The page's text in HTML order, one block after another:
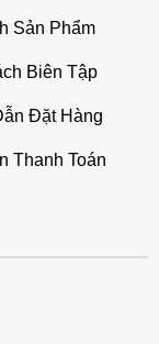
Sản Phẩm
Biên Tập
Đặt Hàng
Thanh Toán